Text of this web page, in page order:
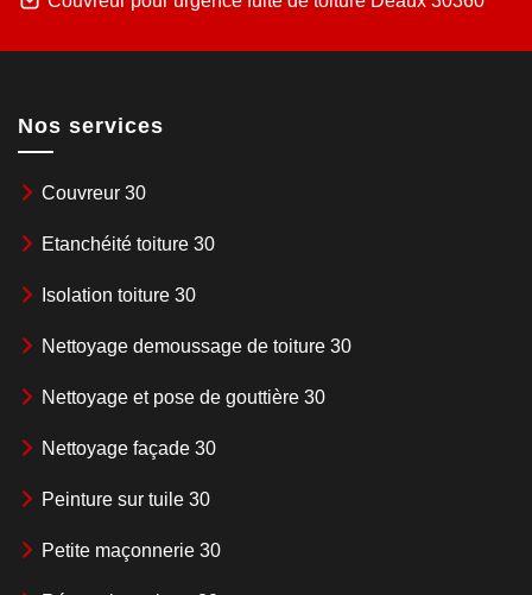
Nos services
Couvreur 30
Etanchéité toiture 30
Isolation toiture 30
Nettoyage demoussage de toiture 30
Nettoyage et pose de gouttière 30
Nettoyage façade 30
Peinture sur tuile 30
Petite maçonnerie 30